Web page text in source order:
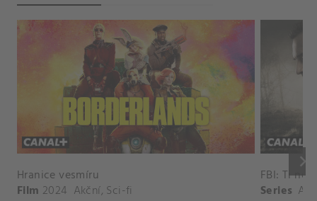
keyboard_arrow_right
Hranice vesmíru
Film 2024 Akční, Sci-fi
FBI: Ti
Series